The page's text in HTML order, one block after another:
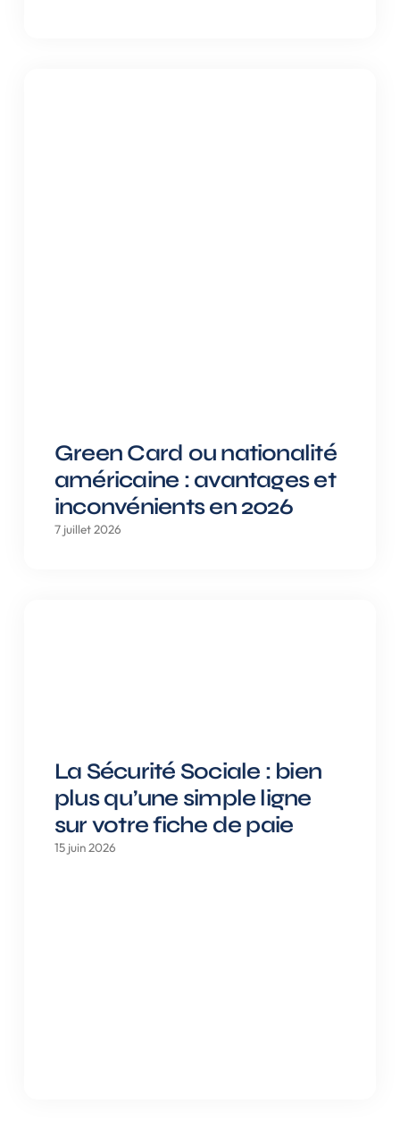
Green Card ou nationalité
américaine : avantages et
inconvénients en 2026
7 juillet 2026
La Sécurité Sociale : bien
plus qu’une simple ligne
sur votre fiche de paie
15 juin 2026